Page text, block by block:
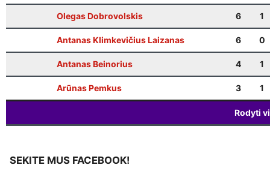
Olegas Dobrovolskis 6 1
Antanas Klimkevičius Laizanas 6 0
Antanas Beinorius 4 1
Arūnas Pemkus 3 1
Rodyti
SEKITE MUS FACEBOOK!